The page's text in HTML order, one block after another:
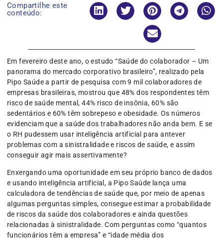
Compartilhe este
conteúdo:
Em fevereiro deste ano, o estudo “Saúde do colaborador – Um
panorama do mercado corporativo brasileiro”, realizado pela
Pipo Saúde a partir de pesquisa com 9 mil colaboradores de
empresas brasileiras, mostrou que 48% dos respondentes têm
risco de saúde mental, 44% risco de insônia, 60% são
sedentários e 60% têm sobrepeso e obesidade. Os números
evidenciam que a saúde dos trabalhadores não anda bem. E se
o RH pudessem usar inteligência artificial para antever
problemas com a sinistralidade e riscos de saúde, e assim
conseguir agir mais assertivamente?
Enxergando uma oportunidade em seu próprio banco de dados
e usando inteligência artificial, a Pipo Saúde lança uma
calculadora de tendências de saúde que, por meio de apenas
algumas perguntas simples, consegue estimar a probabilidade
de riscos da saúde dos colaboradores e ainda questões
relacionadas à sinistralidade. Com perguntas como “quantos
funcionários têm a empresa” e “idade média dos